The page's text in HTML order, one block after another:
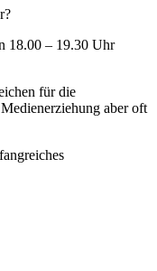
18.00 – 19.30 Uhr
für die
aber oft